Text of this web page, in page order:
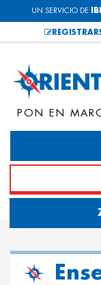
UN SERVICIO DE
PON EN